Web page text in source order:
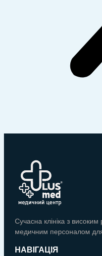
Сучасна клініка з
медичним персоналом
НАВІГАЦІЯ